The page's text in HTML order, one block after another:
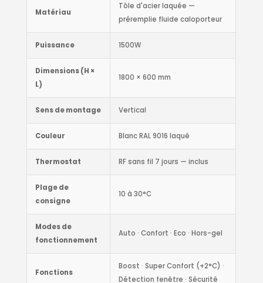
Matériau
Tôle d'acier laquée —
préremplie fluide caloporteur
Puissance 1500W
Dimensions (H ×
L)
1800 × 600 mm
Sens de montage Vertical
Couleur Blanc RAL 9016 laqué
Thermostat RF sans fil 7 jours — inclus
Plage de
consigne
10 à 30°C
Modes de
fonctionnement
Auto · Confort · Eco · Hors-gel
Fonctions
Boost · Super Confort (+2°C) ·
Détection fenêtre · Sécurité